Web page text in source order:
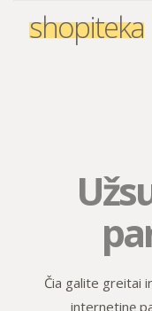
shopiteka
Čia galite greitai
internetinę